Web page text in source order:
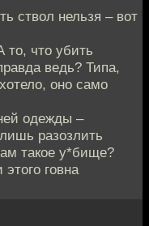
ствол нельзя – вот
то, что убить
ведь? Типа,
оно само
одежды –
разозлить
такое у*бище?
говна